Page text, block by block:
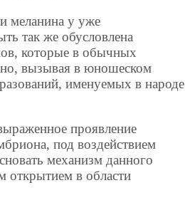
меланина у уже
так же обусловлена
которые в обычных
вызывая в юношеском
именуемых в народе
проявление
под воздействием
механизм данного
открытием в области